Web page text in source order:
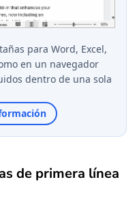
para Word, Excel,
en un navegador
dentro de una sola
de primera línea